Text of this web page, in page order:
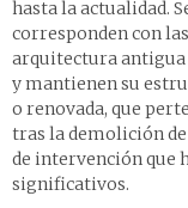
hasta la actualidad.
corresponden con
arquitectura antigua
y mantienen su
o renovada, que
tras la demolición
de intervención que
significativos.